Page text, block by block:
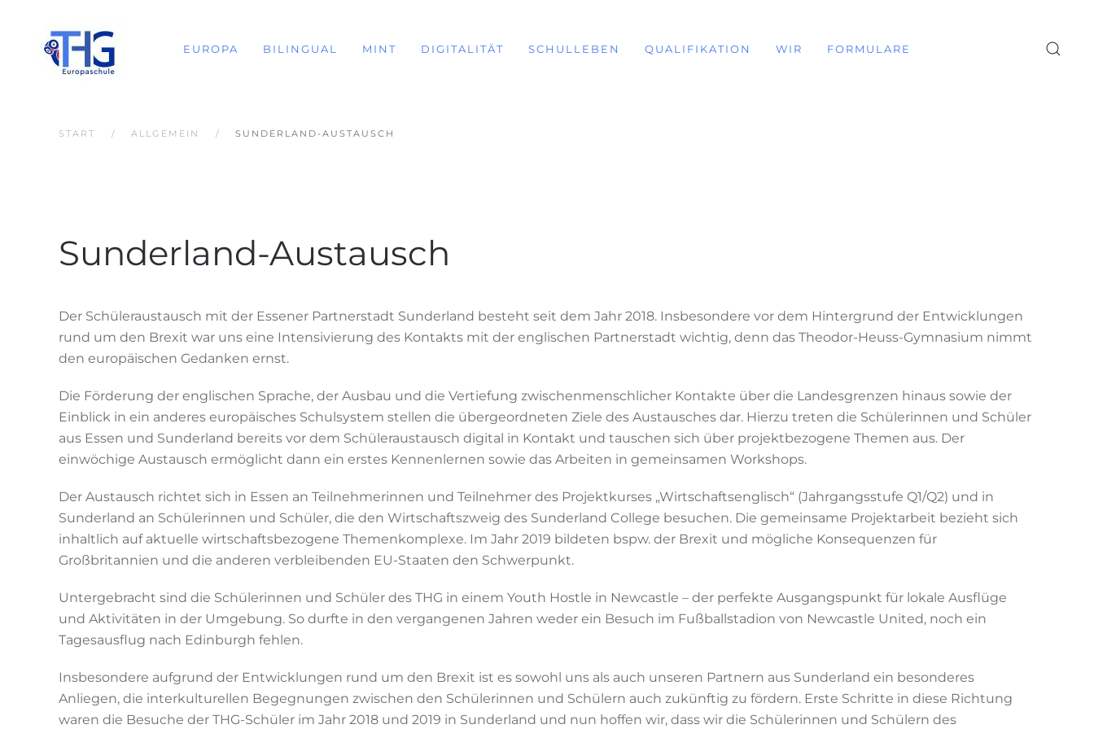
EUROPA BILINGUAL MINT DIGITALITÄT SCHULLEBEN QUALIFIKATION WIR FORMULARE
START ALLGEMEIN SUNDERLAND-AUSTAUSCH
Sunderland-Austausch
Der Schüleraustausch mit der Essener Partnerstadt Sunderland besteht seit dem Jahr 2018. Insbesondere vor dem Hintergrund der Entwicklungen
rund um den Brexit war uns eine Intensivierung des Kontakts mit der englischen Partnerstadt wichtig, denn das Theodor-Heuss-Gymnasium nimmt
den europäischen Gedanken ernst.
Die Förderung der englischen Sprache, der Ausbau und die Vertiefung zwischenmenschlicher Kontakte über die Landesgrenzen hinaus sowie der
Einblick in ein anderes europäisches Schulsystem stellen die übergeordneten Ziele des Austausches dar. Hierzu treten die Schülerinnen und Schüler
aus Essen und Sunderland bereits vor dem Schüleraustausch digital in Kontakt und tauschen sich über projektbezogene Themen aus. Der
einwöchige Austausch ermöglicht dann ein erstes Kennenlernen sowie das Arbeiten in gemeinsamen Workshops.
Der Austausch richtet sich in Essen an Teilnehmerinnen und Teilnehmer des Projektkurses „Wirtschaftsenglisch“ (Jahrgangsstufe Q1/Q2) und in
Sunderland an Schülerinnen und Schüler, die den Wirtschaftszweig des Sunderland College besuchen. Die gemeinsame Projektarbeit bezieht sich
inhaltlich auf aktuelle wirtschaftsbezogene Themenkomplexe. Im Jahr 2019 bildeten bspw. der Brexit und mögliche Konsequenzen für
Großbritannien und die anderen verbleibenden EU-Staaten den Schwerpunkt.
Untergebracht sind die Schülerinnen und Schüler des THG in einem Youth Hostle in Newcastle – der perfekte Ausgangspunkt für lokale Ausflüge
und Aktivitäten in der Umgebung. So durfte in den vergangenen Jahren weder ein Besuch im Fußballstadion von Newcastle United, noch ein
Tagesausflug nach Edinburgh fehlen.
Insbesondere aufgrund der Entwicklungen rund um den Brexit ist es sowohl uns als auch unseren Partnern aus Sunderland ein besonderes
Anliegen, die interkulturellen Begegnungen zwischen den Schülerinnen und Schülern auch zukünftig zu fördern. Erste Schritte in diese Richtung
waren die Besuche der THG-Schüler im Jahr 2018 und 2019 in Sunderland und nun hoffen wir, dass wir die Schülerinnen und Schülern des